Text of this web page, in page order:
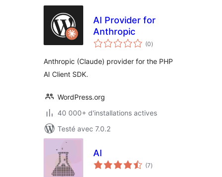
AI Provider for
Anthropic
(0notes
en
)
Anthropic (Claude) provider for the PHP
AI Client SDK.
WordPress.org
40 000+ d'installations actives
Testé avec 7.0.2
AI
(7notes
en
)